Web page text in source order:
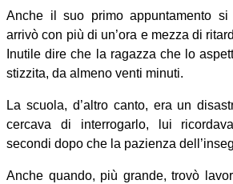
Anche il suo primo appuntamento si
arrivò con più di un’ora e mezza di
Inutile dire che la ragazza che lo
stizzita, da almeno venti minuti.
La scuola, d’altro canto, era un
cercava di interrogarlo, lui
secondi dopo che la pazienza
Anche quando, più grande, trovò